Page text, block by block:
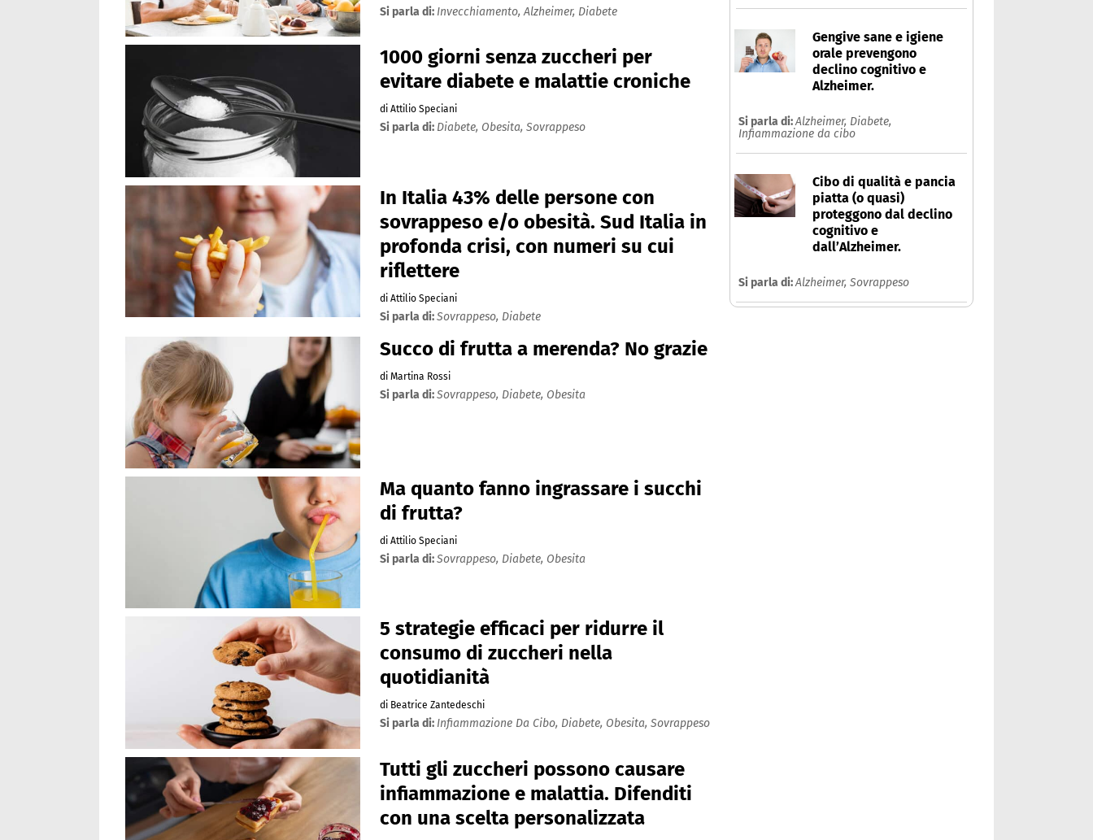
Si parla di: Invecchiamento,Alzheimer, Diabete
1000 giorni senza zuccheri per
evitare diabete e malattie croniche
di Attilio Speciani
Si parla di: Diabete, Obesita, Sovrappeso
In Italia 43% delle persone con
sovrappeso e/o obesità. Sud Italia in
profonda crisi, con numeri su cui
riflettere
di Attilio Speciani
Si parla di:Sovrappeso, Diabete
Succo di frutta a merenda? No grazie
di Martina Rossi
Si parla di:Sovrappeso, Diabete, Obesita
Ma quanto fanno ingrassare i succhi
di frutta?
di Attilio Speciani
Si parla di:Sovrappeso, Diabete, Obesita
5 strategie efficaci per ridurre il
consumo di zuccheri nella
quotidianità
di Beatrice Zantedeschi
Si parla di: Infiammazione Da Cibo, Diabete, Obesita, Sovrappeso
Tutti gli zuccheri possono causare
infiammazione e malattia. Difenditi
con una scelta personalizzata
Gengive sane e igiene
orale prevengono
declino cognitivo e
Alzheimer.
Si parla di:Alzheimer, Diabete,
Infiammazione da cibo
Cibo di qualità e pancia
piatta (o quasi)
proteggono dal declino
cognitivo e
dall’Alzheimer.
Si parla di:Alzheimer, Sovrappeso